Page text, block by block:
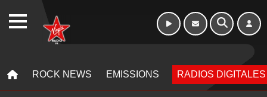
ROCK NEWS EMISSIONS RADIOS DIGITALES
WEBRADIO